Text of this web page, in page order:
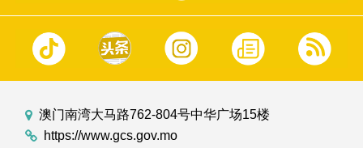
澳门南湾大马路762-804号中华广场15楼
https://www.gcs.gov.mo